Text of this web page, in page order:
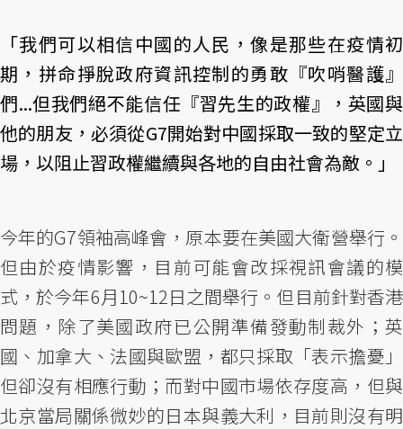
「我們可以相信中國的人民，像是那些在疫情初
期，拼命掙脫政府資訊控制的勇敢『吹哨醫護』
們...但我們絕不能信任『習先生的政權』，英國與
他的朋友，必須從G7開始對中國採取一致的堅定立
場，以阻止習政權繼續與各地的自由社會為敵。」
今年的G7領袖高峰會，原本要在美國大衛營舉行。
但由於疫情影響，目前可能會改採視訊會議的模
式，於今年6月10~12日之間舉行。但目前針對香港
問題，除了美國政府已公開準備發動制裁外；英
國、加拿大、法國與歐盟，都只採取「表示擔憂」
但卻沒有相應行動；而對中國市場依存度高，但與
北京當局關係微妙的日本與義大利，目前則沒有明